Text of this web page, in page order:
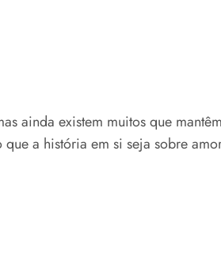
ainda existem muitos que
a história em si seja sobre